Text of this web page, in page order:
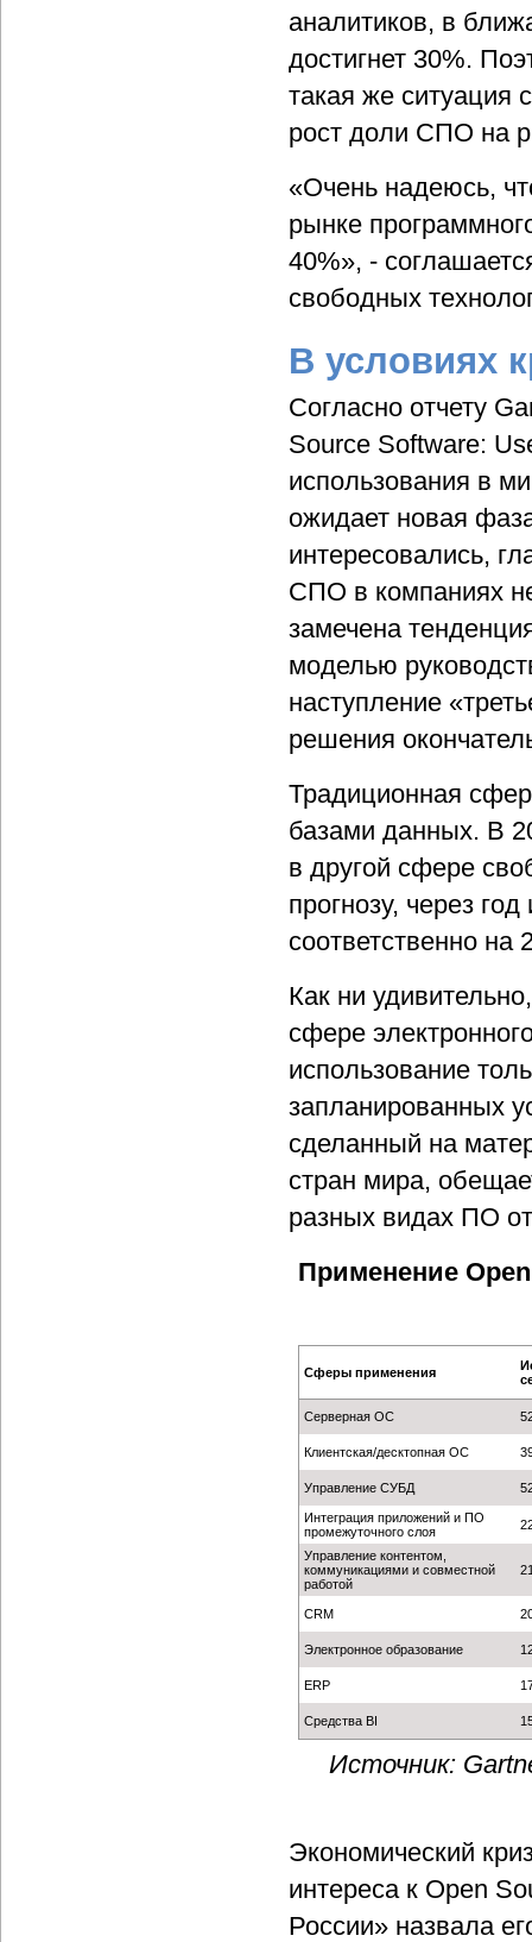
аналитиков, в
достигнет 30%.
такая же ситуация
рост доли СПО на
«Очень надеюсь,
рынке
40%», -
свободных
В условиях
Согласно отчету
Source Software:
использования в
ожидает новая
интересовались,
СПО в компаниях
замечена
моделью
наступление
решения
Традиционная
базами данных. В
в другой сфере
прогнозу, через
соответственно на
Как ни
сфере
использование
запланированных
сделанный на
стран мира,
разных видах ПО
Применение
Сферы применения
Серверная ОС
Клиентская/десктопная ОС
Управление СУБД
Интеграция приложений и ПО
промежуточного слоя
Управление контентом,
коммуникациями и совместной
работой
CRM
Электронное образование
ERP
Средства BI
Источник:
Экономический
интереса к Open
России» назвала